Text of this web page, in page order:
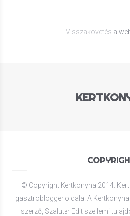
Visszakövetés a
© Copyright Kertkonyha 2014.
gasztroblogger oldala. A
szerző, Szaluter Edit szellemi